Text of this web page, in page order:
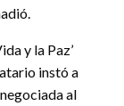
y la Paz’
instó a
al